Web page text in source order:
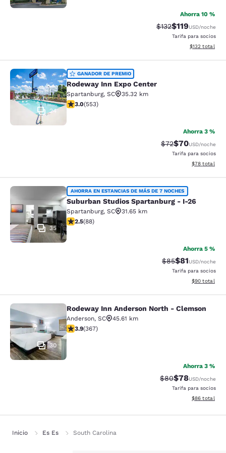
Ahorra 10 %
Tarifa tachada:
$132Tarifa reducida:
$119USD/noche
Tarifa para socios
Ver detalles
$132 total
Rodeway Inn Expo Center
24
GANADOR DE PREMIO
Rodeway Inn Expo Center
Spartanburg, SC
35.32 km
Calificación de 2.97 estrellas. Razonable. 553 reseñas
3.0(553)
Ahorra 3 %
Tarifa tachada:
$72Tarifa
$70USD/noche
Tarifa para socios
Ver detalles
$78 total
Suburban Studios Spartanburg - I-
35
AHORRA EN ESTANCIAS DE MÁS DE 7 NOCHES
Suburban Studios Spartanburg - I-26
Spartanburg, SC
31.65 km
Calificación de 2.47 estrellas. Razonable. 88 reseñas
2.5(88)
Ahorra 5 %
Tarifa tachada:
$85Tarifa
$81USD/noche
Tarifa para socios
Ver detalles
$90 total
Rodeway Inn Anderson North -
30
Rodeway Inn Anderson North - Clemson
Anderson, SC
45.61 km
Calificación de 3.85 estrellas. Bueno. 367 reseñas
3.9(367)
Ahorra 3 %
Tarifa tachada:
$80Tarifa
$78USD/noche
Tarifa para socios
Ver detalles
$86 total
Inicio Es Es South Carolina